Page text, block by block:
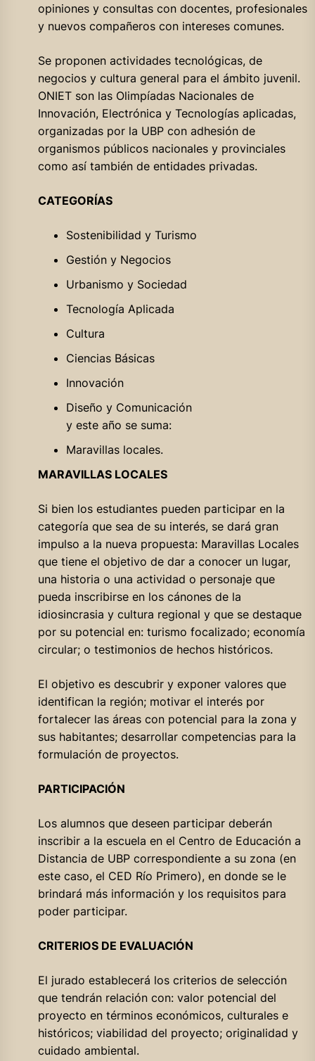
opiniones y consultas con docentes, profesionales
y nuevos compañeros con intereses comunes.
Se proponen actividades tecnológicas, de
negocios y cultura general para el ámbito juvenil.
ONIET son las Olimpíadas Nacionales de
Innovación, Electrónica y Tecnologías aplicadas,
organizadas por la UBP con adhesión de
organismos públicos nacionales y provinciales
como así también de entidades privadas.
CATEGORÍAS
Sostenibilidad y Turismo
Gestión y Negocios
Urbanismo y Sociedad
Tecnología Aplicada
Cultura
Ciencias Básicas
Innovación
Diseño y Comunicación
y este año se suma:
Maravillas locales.
MARAVILLAS LOCALES
Si bien los estudiantes pueden participar en la
categoría que sea de su interés, se dará gran
impulso a la nueva propuesta: Maravillas Locales
que tiene el objetivo de dar a conocer un lugar,
una historia o una actividad o personaje que
pueda inscribirse en los cánones de la
idiosincrasia y cultura regional y que se destaque
por su potencial en: turismo focalizado; economía
circular; o testimonios de hechos históricos.
El objetivo es descubrir y exponer valores que
identifican la región; motivar el interés por
fortalecer las áreas con potencial para la zona y
sus habitantes; desarrollar competencias para la
formulación de proyectos.
PARTICIPACIÓN
Los alumnos que deseen participar deberán
inscribir a la escuela en el Centro de Educación a
Distancia de UBP correspondiente a su zona (en
este caso, el CED Río Primero), en donde se le
brindará más información y los requisitos para
poder participar.
CRITERIOS DE EVALUACIÓN
El jurado establecerá los criterios de selección
que tendrán relación con: valor potencial del
proyecto en términos económicos, culturales e
históricos; viabilidad del proyecto; originalidad y
cuidado ambiental.